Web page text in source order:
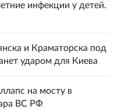
инфекции у детей.
и Краматорска под
ударом для Киева
на мосту в
ВС РФ